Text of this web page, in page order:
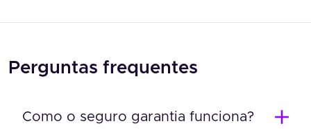
Perguntas frequentes
Como o seguro garantia funciona?